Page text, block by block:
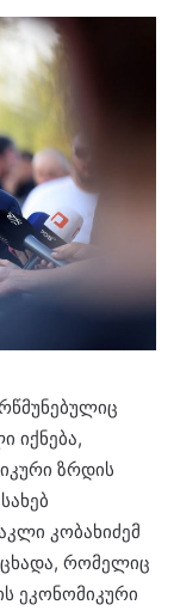
იქნება,
ზრდის
კობახიძემ
რომელიც
ეკონომიკური